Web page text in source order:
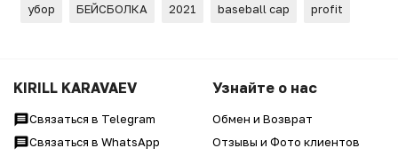
убор
БЕЙСБОЛКА 2021 baseball cap profit
KIRILL KARAVAEV
Связаться в Telegram
Связаться в WhatsApp
Узнайте о нас
Обмен и Возврат
Отзывы и Фото клиентов